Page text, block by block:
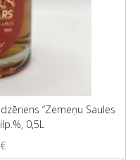
“Zemeņu Saules
0,5L
€